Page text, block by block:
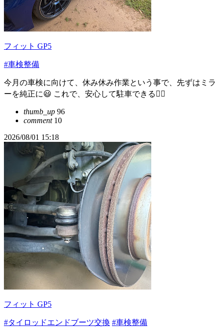
フィット GP5
#車検整備
今月の車検に向けて、休み休み作業という事で、先ずはミラ
ーを純正に😃 これで、安心して駐車できる😮‍💨
thumb_up 96
comment10
2026/08/01 15:18
フィット GP5
#タイロッドエンドブーツ交換 #車検整備